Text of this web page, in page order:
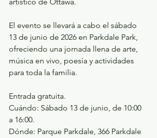
artístico de Ottawa.
El evento se llevará a cabo el sábado
13 de junio de 2026 en Parkdale Park,
ofreciendo una jornada llena de arte,
música en vivo, poesía y actividades
para toda la familia.
Entrada gratuita.
Cuándo: Sábado 13 de junio, de 10:00
a 16:00.
Dónde: Parque Parkdale, 366 Parkdale